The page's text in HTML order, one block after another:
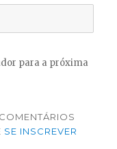
para a próxima
SE INSCREVER